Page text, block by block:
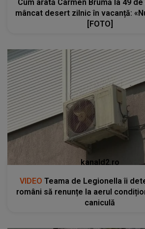
Cum arată Carmen Brumă la 49
mâncat desert zilnic în vacanță:
[FOTO]
kanald2.ro
VIDEO Teama de Legionella îi
români să renunțe la aerul
caniculă